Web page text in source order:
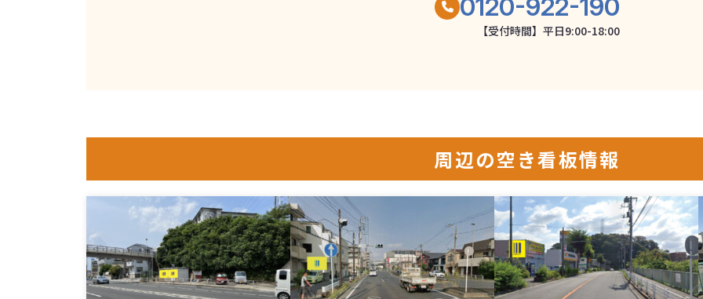
0120-922-190
【受付時間】平日9:00-18:00
周辺の空き看板情報